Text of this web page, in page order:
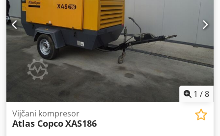
1 /8
Vijčani kompresor
Atlas CopcoXAS186